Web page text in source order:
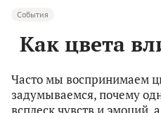
События
Как цвета
Часто мы воспринимаем
задумываемся, почему